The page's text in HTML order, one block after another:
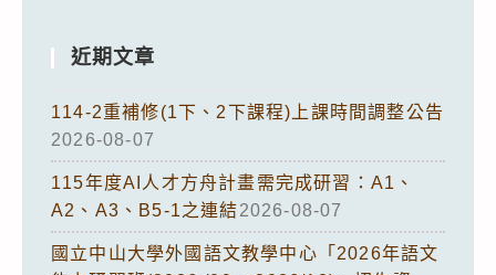
近期文章
114-2重補修(1下、2下課程)上課時間調整公告
2026-08-07
115年度AI人才方舟計畫需完成研習：A1、
A2、A3、B5-1之連結2026-08-07
國立中山大學外國語文教學中心「2026年語文